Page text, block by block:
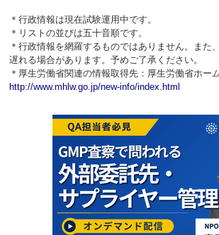
＊行政情報は現在試験運用中です。
＊リストの並びは五十音順です。
＊行政情報を網羅するものではありません。また
遅れる場合があります。予めご了承ください。
＊厚生労働省関連の情報取得先：厚生労働省ホ
http://www.mhlw.go.jp/new-info/index.html